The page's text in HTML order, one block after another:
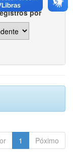
por
1 Póximo